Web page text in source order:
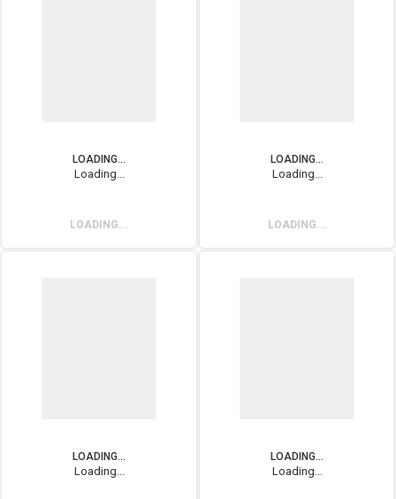
LOADING...
Loading...
LOADING...
LOADING...
Loading...
LOADING...
LOADING...
Loading...
LOADING...
Loading...